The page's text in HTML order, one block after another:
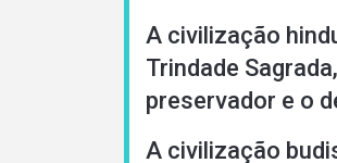
A civilização
Trindade
preservador e o
A civilização